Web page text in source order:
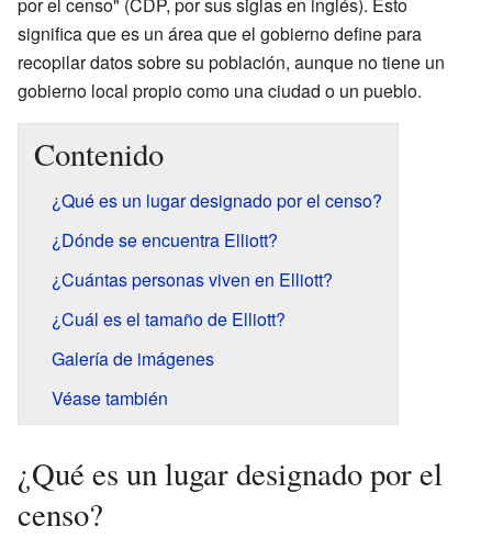
significa que es un área que el gobierno define para
recopilar datos sobre su población, aunque no tiene un
gobierno local propio como una ciudad o un pueblo.
Contenido
¿Qué es un lugar designado por el censo?
¿Dónde se encuentra Elliott?
¿Cuántas personas viven en Elliott?
¿Cuál es el tamaño de Elliott?
Galería de imágenes
Véase también
¿Qué es un lugar designado por el
censo?